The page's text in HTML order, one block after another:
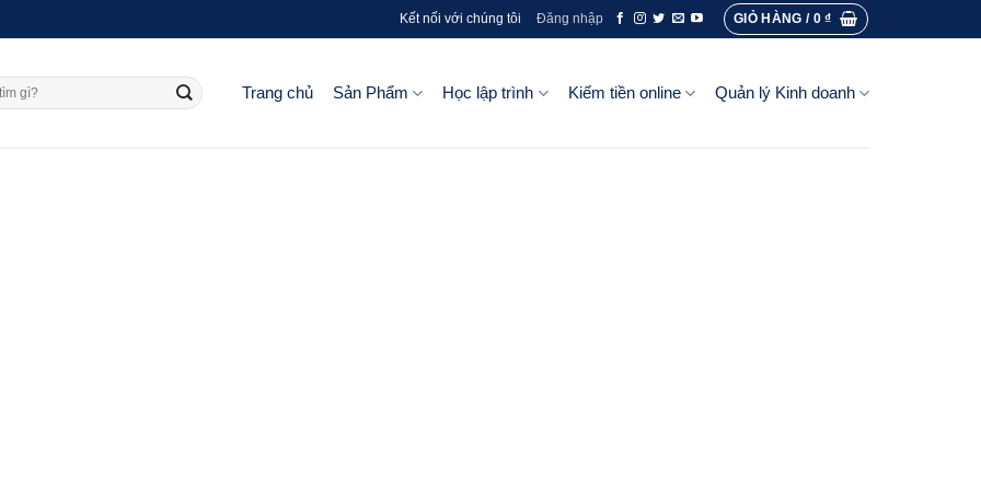
Kết nối với chúng tôi Đăng nhập GIỎ HÀNG / 0₫
Trang chủ Sản Phẩm Học lập trình Kiếm tiền online Quản lý Kinh doanh